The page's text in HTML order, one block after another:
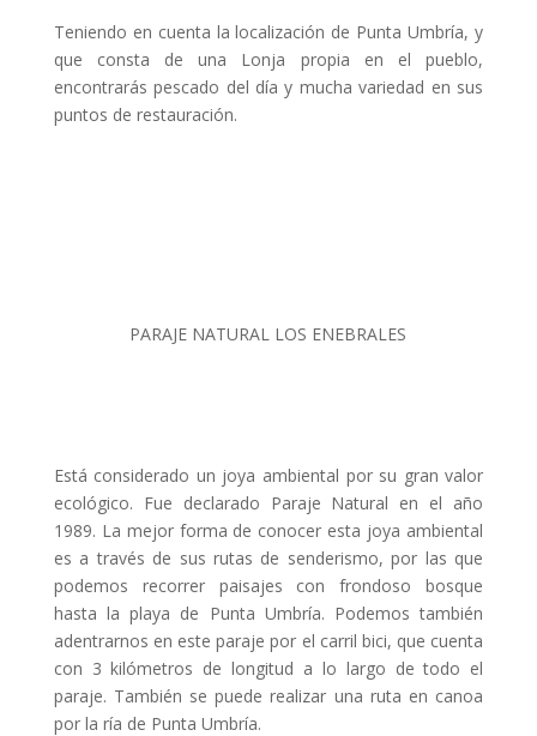
Teniendo en cuenta la localización de Punta Umbría, y
que consta de una Lonja propia en el pueblo,
encontrarás pescado del día y mucha variedad en sus
puntos de restauración.
PARAJE NATURAL LOS ENEBRALES
Está considerado un joya ambiental por su gran valor
ecológico. Fue declarado Paraje Natural en el año
1989. La mejor forma de conocer esta joya ambiental
es a través de sus rutas de senderismo, por las que
podemos recorrer paisajes con frondoso bosque
hasta la playa de Punta Umbría. Podemos también
adentrarnos en este paraje por el carril bici, que cuenta
con 3 kilómetros de longitud a lo largo de todo el
paraje. También se puede realizar una ruta en canoa
por la ría de Punta Umbría.